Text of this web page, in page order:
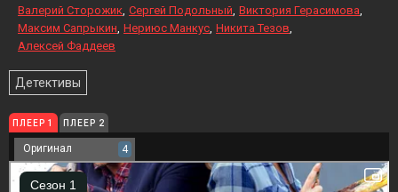
Валерий Сторожик Сергей Подольный Виктория Герасимова
Максим Сапрыкин Нериюс Манкус Никита Тезов
Алексей Фаддеев
Детективы
ПЛЕЕР 1 ПЛЕЕР 2
Оригинал 4